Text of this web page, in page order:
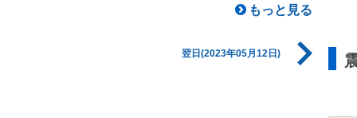
もっと見る
翌日(2023年05月12日)